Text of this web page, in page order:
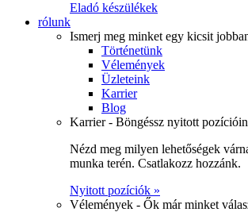
Eladó készülékek
rólunk
Ismerj meg minket egy kicsit
Történetünk
Vélemények
Üzleteink
Karrier
Blog
Karrier - Böngéssz nyitott
Nézd meg milyen lehetőségek
munka terén. Csatlakozz hozzánk.
Nyitott pozíciók »
Vélemények - Ők már minket